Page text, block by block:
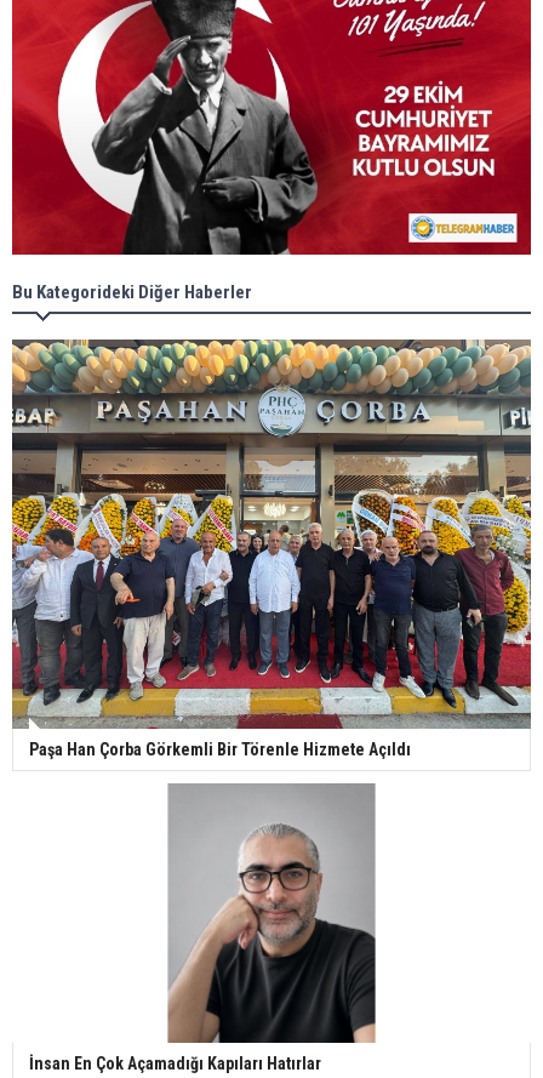
Bu Kategorideki Diğer Haberler
Paşa Han Çorba Görkemli Bir Törenle Hizmete Açıldı
İnsan En Çok Açamadığı Kapıları Hatırlar